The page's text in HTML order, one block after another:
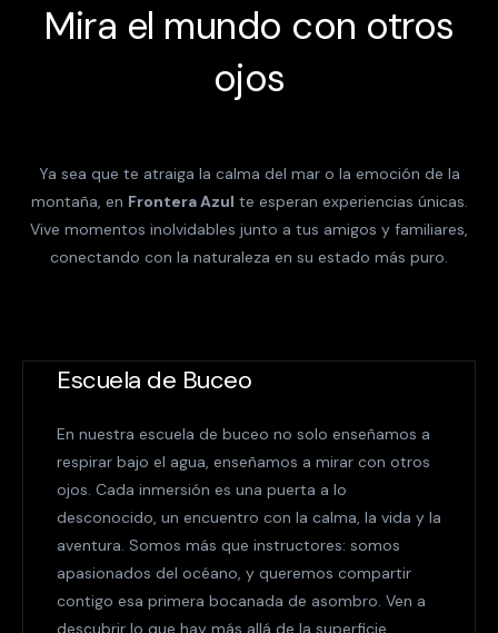
Mira el mundo con otros
ojos
Ya sea que te atraiga la calma del mar o la emoción de la
montaña, en Frontera Azul te esperan experiencias únicas.
Vive momentos inolvidables junto a tus amigos y familiares,
conectando con la naturaleza en su estado más puro.
Escuela de Buceo
En nuestra escuela de buceo no solo enseñamos a
respirar bajo el agua, enseñamos a mirar con otros
ojos. Cada inmersión es una puerta a lo
desconocido, un encuentro con la calma, la vida y la
aventura. Somos más que instructores: somos
apasionados del océano, y queremos compartir
contigo esa primera bocanada de asombro. Ven a